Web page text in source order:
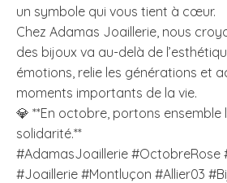
un symbole qui vous tient à cœur.
Chez Adamas Joaillerie, nous
des bijoux va au-delà de
émotions, relie les générations et
moments importants de la vie.
💎 **En octobre, portons ensemble
solidarité.**
#AdamasJoaillerie #OctobreRose
#Joaillerie #Montluçon #Allier03